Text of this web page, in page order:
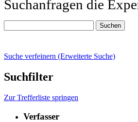
Suchanfragen die
Suche verfeinern (Erweiterte Suche)
Suchfilter
Zur Trefferliste springen
Verfasser